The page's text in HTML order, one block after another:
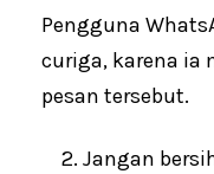
Pengguna
curiga, karena ia
pesan tersebut.
Jangan